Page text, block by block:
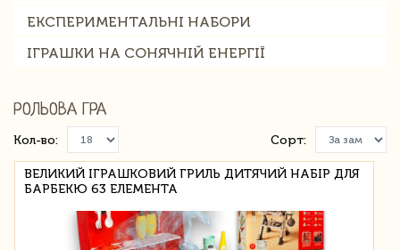
ЕКСПЕРИМЕНТАЛЬНІ НАБОРИ
ІГРАШКИ НА СОНЯЧНІЙ ЕНЕРГІЇ
РОЛЬОВА ГРА
Кол-во: Сорт:
ВЕЛИКИЙ ІГРАШКОВИЙ ГРИЛЬ ДИТЯЧИЙ НАБІР ДЛЯ
БАРБЕКЮ 63 ЕЛЕМЕНТА